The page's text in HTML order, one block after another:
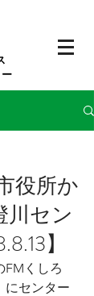
役所か
川セン
】
FMくしろ
にセンター